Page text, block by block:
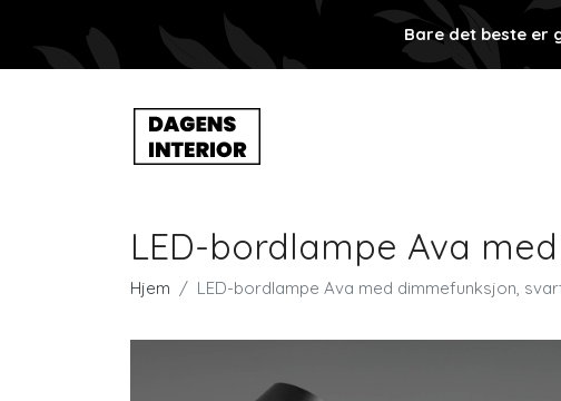
Bare det beste er
LED-bordlampe Ava
Hjem LED-bordlampe Ava med dimmefunksjon,